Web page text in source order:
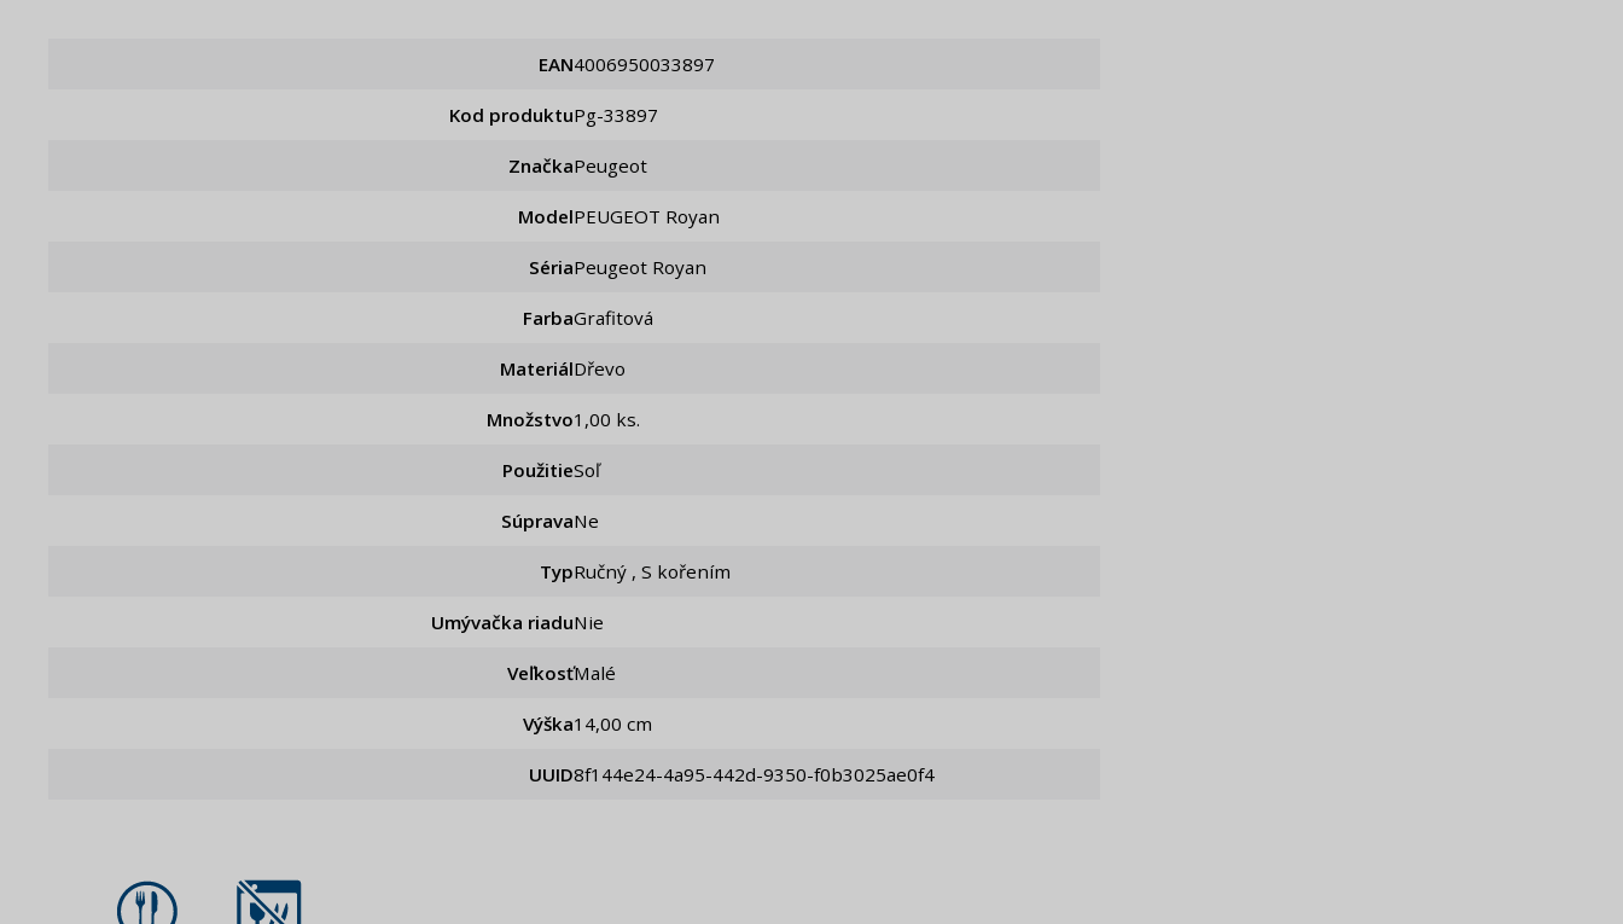
EAN 4006950033897
Kod produktu pg-33897
Značka Peugeot
Model PEUGEOT Royan
Séria Peugeot Royan
Farba Grafitová
Materiál Dřevo
Množstvo 1,00 ks.
Použitie Soľ
Súprava ne
Typ Ručný , S kořením
Umývačka riadu Nie
Veľkosť Malé
Výška 14,00 cm
UUID 8f144e24-4a95-442d-9350-f0b3025ae0f4